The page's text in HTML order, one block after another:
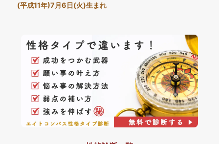
(平成11年)7月6日(火)生まれ